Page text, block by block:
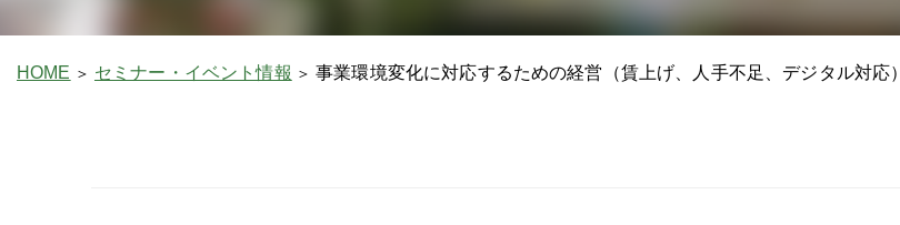
HOME セミナー・イベント情報 事業環境変化に対応するための経営（賃上げ、人手不足、デジタル対応